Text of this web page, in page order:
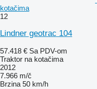
kotačima
12
Lindner geotrac 104
57.418 € Sa PDV-om
Traktor na kotačima
2012
7.966 m/č
Brzina 50 km/h